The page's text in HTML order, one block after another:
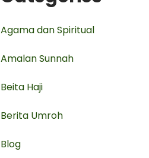
Agama dan Spiritual
Amalan Sunnah
Beita Haji
Berita Umroh
Blog